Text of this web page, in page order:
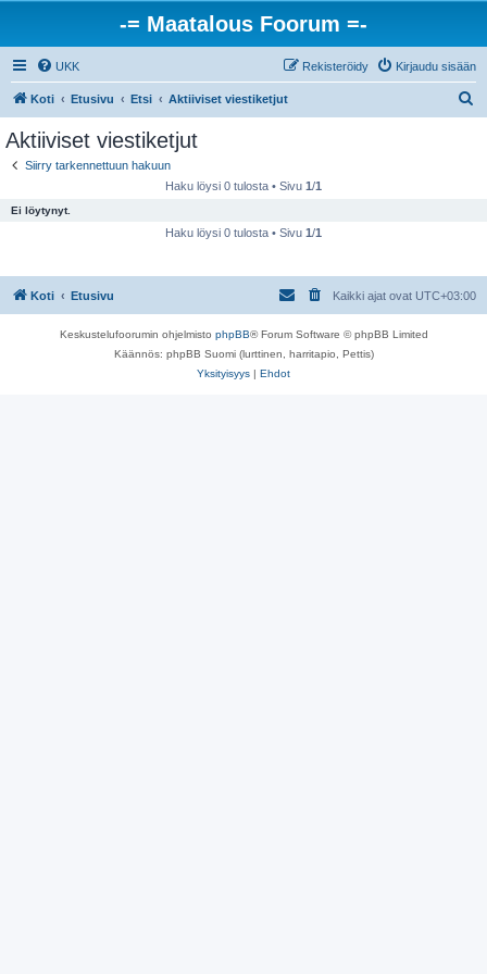
-= Maatalous Foorum =-
UKK Kirjaudu sisään
Rekisteröidy
Koti Etusivu Etsi Aktiiviset viestiketjut
Aktiiviset viestiketjut
Siirry tarkennettuun hakuun
Haku löysi 0 tulosta • Sivu 1/1
Ei löytynyt.
Haku löysi 0 tulosta • Sivu 1/1
Koti Etusivu Kaikki ajat ovat UTC+03:00
Keskustelufoorumin ohjelmisto phpBB® Forum Software © phpBB Limited
Käännös: phpBB Suomi (lurttinen, harritapio, Pettis)
Yksityisyys | Ehdot